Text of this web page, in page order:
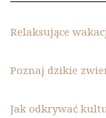
Relaksujące
Poznaj dzikie
Jak odkrywać